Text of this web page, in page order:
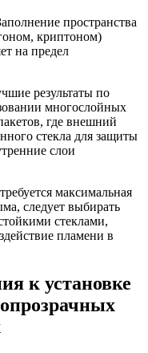
пространства
криптоном)
на предел
результаты по
многослойных
где внешний
стекла для защиты
слои
максимальная
следует выбирать
стеклами,
пламени в
к установке